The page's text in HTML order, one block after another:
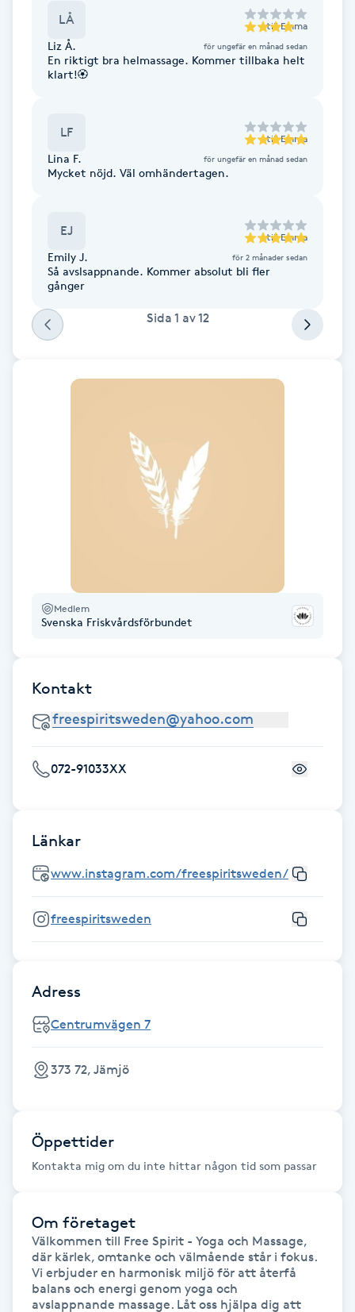
Gel naglar
Gellack
Gravidmassage
Gruppträning
Gua Sha-massage
Herrklippning
Hot Stone Massage
Hot yoga
Hudföryngring
Hudvård
Hyaluronsyra
Hyperhidros
Hypnos
Hårborttagning
Hårförlängning
Hälsa
Hälsprickor
LÅ till Emma
Liz Å. för ungefär en månad sedan
En riktigt bra helmassage. Kommer tillbaka helt
klart!🏵️
LF till Emma
Lina F. för ungefär en månad sedan
Mycket nöjd. Väl omhändertagen.
EJ till Emma
Emily J. för 2 månader sedan
Så avslsappnande. Kommer absolut bli fler
gånger
Sida 1 av12
Medlem
Svenska Friskvårdsförbundet
Kontakt
072-91033XX
Länkar
www.instagram.com/freespiritsweden/
freespiritsweden
Adress
Centrumvägen 7
373 72, Jämjö
Öppettider
Kontakta mig om du inte hittar någon tid som passar
Om företaget
Välkommen till Free Spirit - Yoga och Massage,
där kärlek, omtanke och välmående står i fokus.
Vi erbjuder en harmonisk miljö för att återfå
balans och energi genom yoga och
avslappnande massage. Låt oss hjälpa dig att